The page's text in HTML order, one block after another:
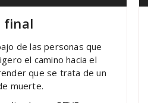
final
de las personas que
el camino hacia el
que se trata de un
muerte.